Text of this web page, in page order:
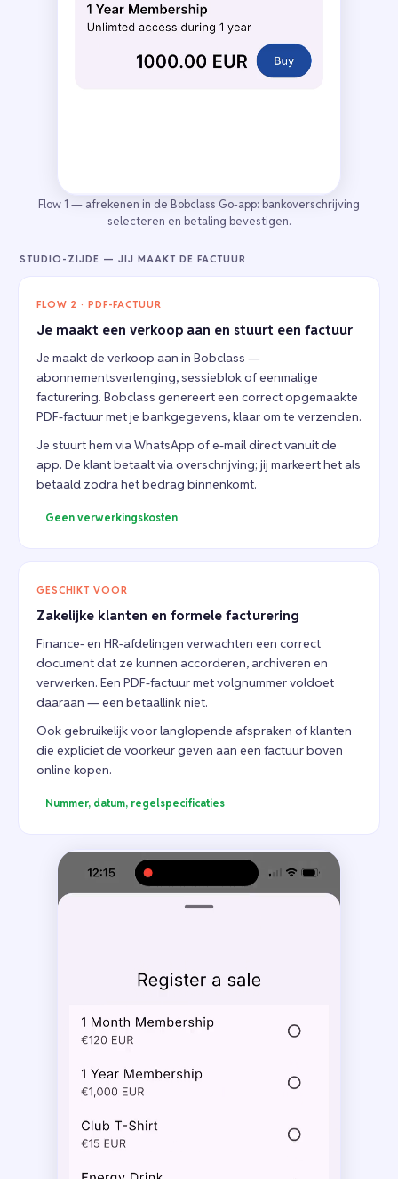
Flow 1 — afrekenen in de Bobclass Go-app: bankoverschrijving
selecteren en betaling bevestigen.
STUDIO-ZIJDE — JIJ MAAKT DE FACTUUR
FLOW 2 · PDF-FACTUUR
Je maakt een verkoop aan en stuurt een factuur
Je maakt de verkoop aan in Bobclass —
abonnementsverlenging, sessieblok of eenmalige
facturering. Bobclass genereert een correct opgemaakte
PDF-factuur met je bankgegevens, klaar om te verzenden.
Je stuurt hem via WhatsApp of e-mail direct vanuit de
app. De klant betaalt via overschrijving; jij markeert het als
betaald zodra het bedrag binnenkomt.
Geen verwerkingskosten
GESCHIKT VOOR
Zakelijke klanten en formele facturering
Finance- en HR-afdelingen verwachten een correct
document dat ze kunnen accorderen, archiveren en
verwerken. Een PDF-factuur met volgnummer voldoet
daaraan — een betaallink niet.
Ook gebruikelijk voor langlopende afspraken of klanten
die expliciet de voorkeur geven aan een factuur boven
online kopen.
Nummer, datum, regelspecificaties